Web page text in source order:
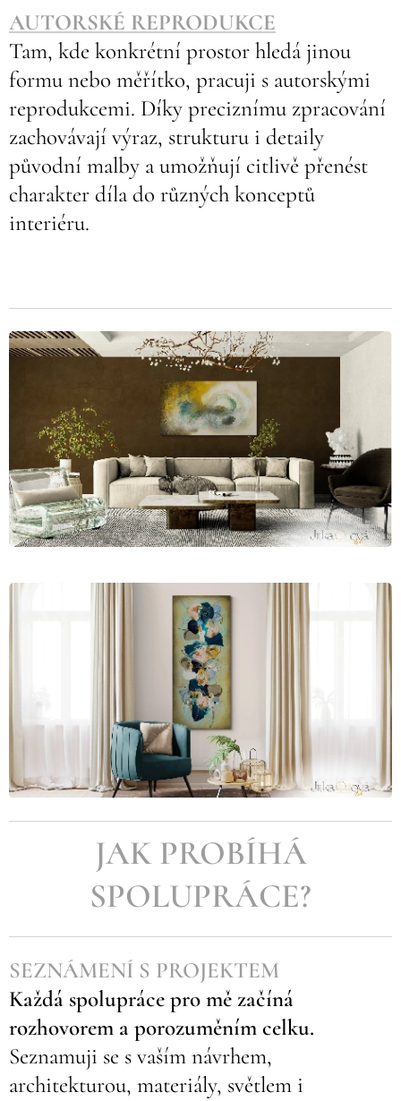
AUTORSKÉ REPRODUKCE
Tam, kde konkrétní prostor hledá jinou
formu nebo měřítko, pracuji s autorskými
reprodukcemi. Díky preciznímu zpracování
zachovávají výraz, strukturu i detaily
původní malby a umožňují citlivě přenést
charakter díla do různých konceptů
interiéru.
JAK PROBÍHÁ
SPOLUPRÁCE?
SEZNÁMENÍ S PROJEKTEM
Každá spolupráce pro mě začíná
rozhovorem a porozuměním celku.
Seznamuji se s vaším návrhem,
architekturou, materiály, světlem i